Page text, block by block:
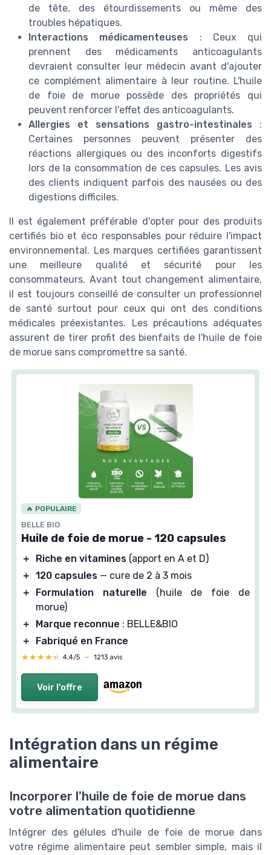
de tête, des étourdissements ou même des
troubles hépatiques.
Interactions médicamenteuses : Ceux qui
prennent des médicaments anticoagulants
devraient consulter leur médecin avant d'ajouter
ce complément alimentaire à leur routine. L'huile
de foie de morue possède des propriétés qui
peuvent renforcer l'effet des anticoagulants.
Allergies et sensations gastro-intestinales :
Certaines personnes peuvent présenter des
réactions allergiques ou des inconforts digestifs
lors de la consommation de ces capsules. Les avis
des clients indiquent parfois des nausées ou des
digestions difficiles.
Il est également préférable d'opter pour des produits
certifiés bio et éco responsables pour réduire l'impact
environnemental. Les marques certifiées garantissent
une meilleure qualité et sécurité pour les
consommateurs. Avant tout changement alimentaire,
il est toujours conseillé de consulter un professionnel
de santé surtout pour ceux qui ont des conditions
médicales préexistantes. Les précautions adéquates
assurent de tirer profit des bienfaits de l'huile de foie
de morue sans compromettre sa santé.
🔥 POPULAIRE
BELLE BIO
Huile de foie de morue - 120 capsules
＋ Riche en vitamines (apport en A et D)
＋ 120 capsules — cure de 2 à 3 mois
＋
Formulation naturelle (huile de foie de
morue)
＋
Marque reconnue : BELLE&BIO
＋
Fabriqué en France
★★★★★
★★★★★ 4,4/5 — 1213 avis
Voir l'offre
Intégration dans un régime
alimentaire
Incorporer l'huile de foie de morue dans
votre alimentation quotidienne
Intégrer des gélules d'huile de foie de morue dans
votre régime alimentaire peut sembler simple, mais il